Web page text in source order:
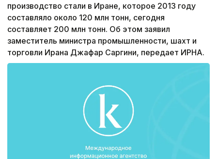
производство стали в Иране, которое 2013 году
составляло около 120 млн тонн, сегодня
составляет 200 млн тонн. Об этом заявил
заместитель министра промышленности, шахт и
торговли Ирана Джафар Саргини, передает ИРНА.